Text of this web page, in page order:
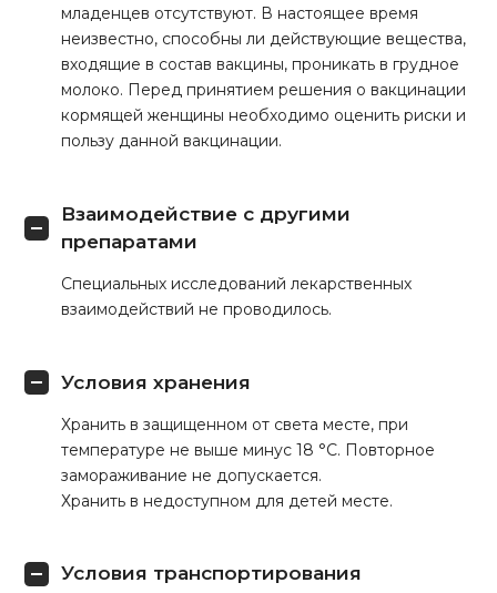
младенцев отсутствуют. В настоящее время
неизвестно, способны ли действующие вещества,
входящие в состав вакцины, проникать в грудное
молоко. Перед принятием решения о вакцинации
кормящей женщины необходимо оценить риски и
пользу данной вакцинации.
Взаимодействие с другими
препаратами
Специальных исследований лекарственных
взаимодействий не проводилось.
Условия хранения
Хранить в защищенном от света месте, при
температуре не выше минус 18 °С. Повторное
замораживание не допускается.
Хранить в недоступном для детей месте.
Условия транспортирования